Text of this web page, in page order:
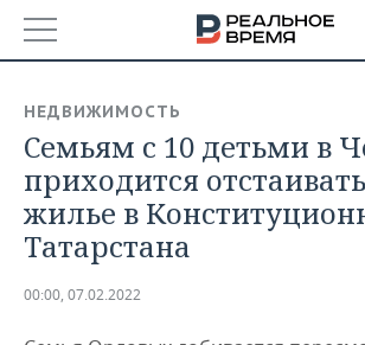
БАШКОРТОСТАН
ТАТАРСТАН
УДМУРТИЯ
НОВОСТИ
АНАЛИТИКА
НОВОСТИ АНАЛИТИКИ
ДЕКЛАРАЦИИ О ДОХОДАХ
ЭКОНОМИКА
НОВОСТИ ЭКОНОМИКИ
ПРОМЫШЛЕННОСТЬ
НЕДВИЖИМОСТЬ
Семьям с 10 детьми в
приходится
жилье в
Татарстана
00:00, 07.02.2022